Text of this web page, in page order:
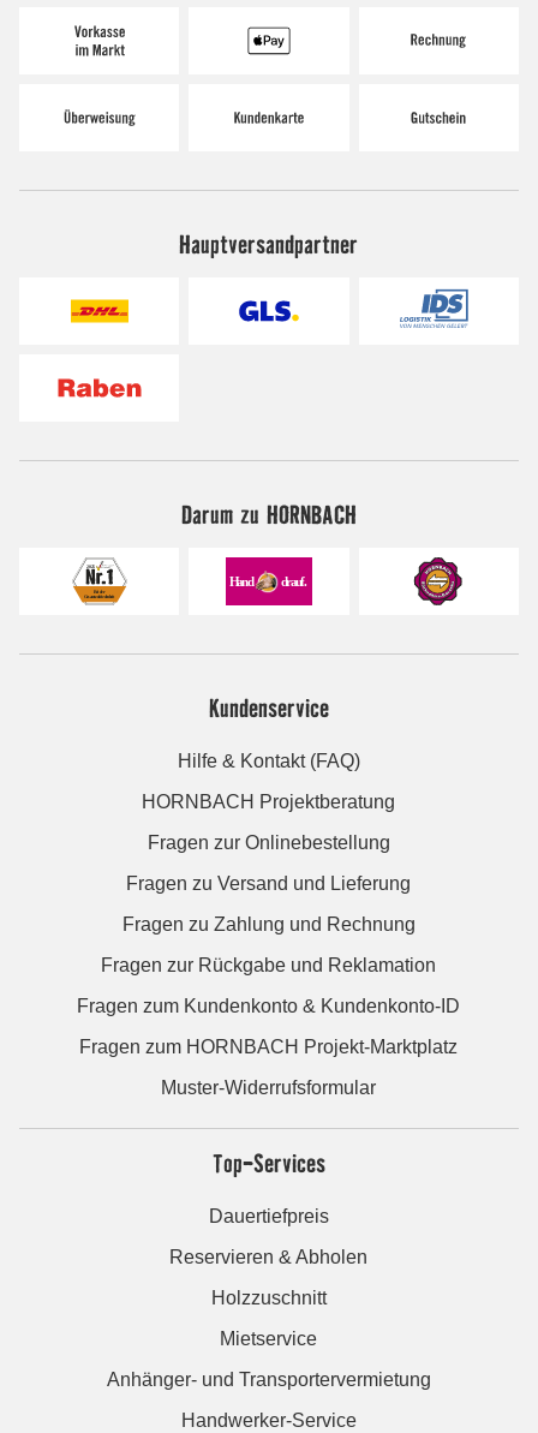
Hauptversandpartner
Darum zu HORNBACH
Kundenservice
Hilfe & Kontakt (FAQ)
HORNBACH Projektberatung
Fragen zur Onlinebestellung
Fragen zu Versand und Lieferung
Fragen zu Zahlung und Rechnung
Fragen zur Rückgabe und Reklamation
Fragen zum Kundenkonto & Kundenkonto-ID
Fragen zum HORNBACH Projekt-Marktplatz
Muster-Widerrufsformular
Top-Services
Dauertiefpreis
Reservieren & Abholen
Holzzuschnitt
Mietservice
Anhänger- und Transportervermietung
Handwerker-Service